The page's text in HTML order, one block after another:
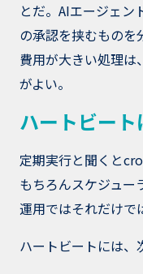
とだ。AIエージェン
の承認を挟むものを
費用が大きい処理は
がよい。
ハートビー
定期実行と聞くと
もちろんスケジュー
運用ではそれだけで
ハートビートには、